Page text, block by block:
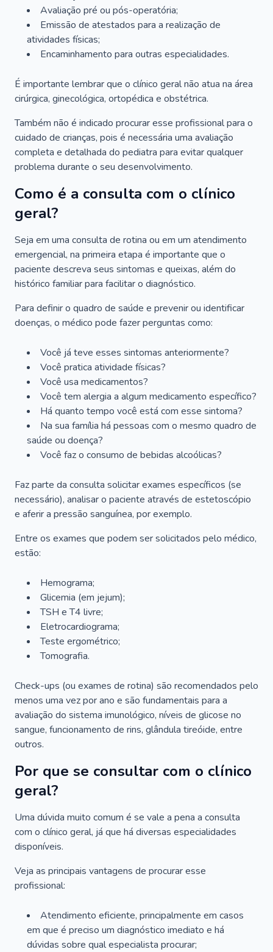
Avaliação pré ou pós-operatória;
Emissão de atestados para a realização de
atividades físicas;
Encaminhamento para outras especialidades.
É importante lembrar que o clínico geral não atua na área
cirúrgica, ginecológica, ortopédica e obstétrica.
Também não é indicado procurar esse profissional para o
cuidado de crianças, pois é necessária uma avaliação
completa e detalhada do pediatra para evitar qualquer
problema durante o seu desenvolvimento.
Como é a consulta com o clínico
geral?
Seja em uma consulta de rotina ou em um atendimento
emergencial, na primeira etapa é importante que o
paciente descreva seus sintomas e queixas, além do
histórico familiar para facilitar o diagnóstico.
Para definir o quadro de saúde e prevenir ou identificar
doenças, o médico pode fazer perguntas como:
Você já teve esses sintomas anteriormente?
Você pratica atividade físicas?
Você usa medicamentos?
Você tem alergia a algum medicamento específico?
Há quanto tempo você está com esse sintoma?
Na sua família há pessoas com o mesmo quadro de
saúde ou doença?
Você faz o consumo de bebidas alcoólicas?
Faz parte da consulta solicitar exames específicos (se
necessário), analisar o paciente através de estetoscópio
e aferir a pressão sanguínea, por exemplo.
Entre os exames que podem ser solicitados pelo médico,
estão:
Hemograma;
Glicemia (em jejum);
TSH e T4 livre;
Eletrocardiograma;
Teste ergométrico;
Tomografia.
Check-ups (ou exames de rotina) são recomendados pelo
menos uma vez por ano e são fundamentais para a
avaliação do sistema imunológico, níveis de glicose no
sangue, funcionamento de rins, glândula tireóide, entre
outros.
Por que se consultar com o clínico
geral?
Uma dúvida muito comum é se vale a pena a consulta
com o clínico geral, já que há diversas especialidades
disponíveis.
Veja as principais vantagens de procurar esse
profissional:
Atendimento eficiente, principalmente em casos
em que é preciso um diagnóstico imediato e há
dúvidas sobre qual especialista procurar;